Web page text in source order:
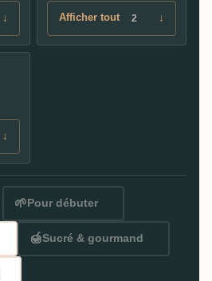
↓ Afficher tout 2 ↓
↓
🌱 Pour débuter
🍯Sucré & gourmand